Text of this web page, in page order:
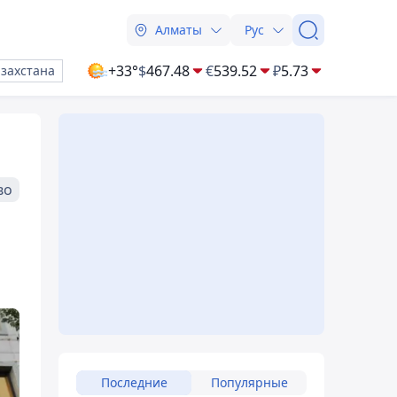
Алматы Рус
+33°$467.48 €539.52 ₽5.73
Последние Популярные